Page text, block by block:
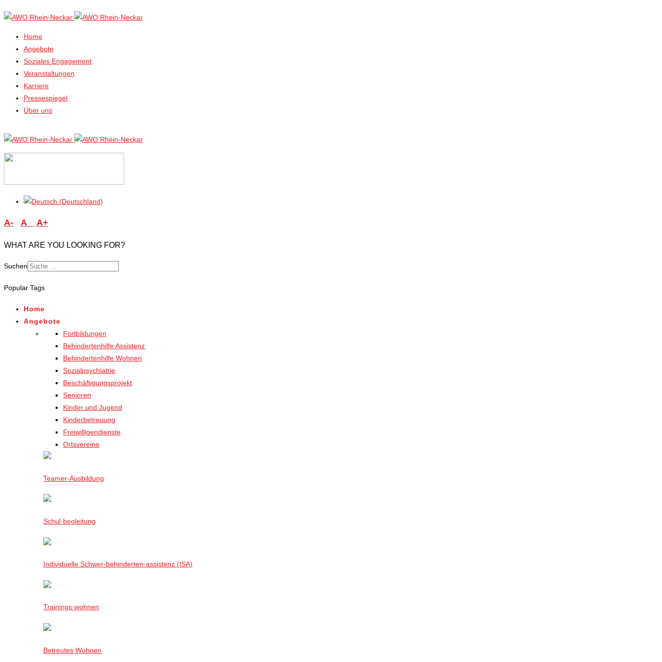
Home
Angebote
Soziales Engagement
Veranstaltungen
Karriere
Pressespiegel
Über uns
A- A A+
WHAT ARE YOU LOOKING FOR?
Suchen
Popular Tags
Home
Angebote
Fortbildungen
Behindertenhilfe Assistenz
Behindertenhilfe Wohnen
Sozialpsychiatrie
Beschäftigungsprojekt
Senioren
Kinder und Jugend
Kinderbetreuung
Freiwilligendienste
Ortsvereine
Teamer-Ausbildung
Schul·begleitung
Individuelle Schwer-behinderten·assistenz (ISA)
Trainings·wohnen
Betreutes Wohnen